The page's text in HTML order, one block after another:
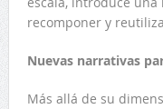
recomponer y
Nuevas narrativas
Más allá de su